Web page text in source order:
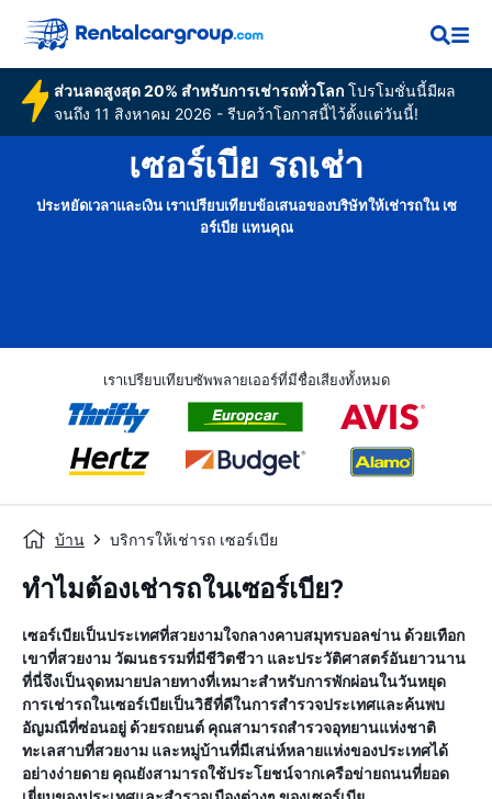
ส่วนลดสูงสุด 20% สำหรับการเช่ารถทั่วโลกโปรโมชั่นนี้มีผล
จนถึง 11 สิงหาคม 2026 - รีบคว้าโอกาสนี้ไว้ตั้งแต่วันนี้!
เซอร์เบีย รถเช่า
ประหยัดเวลาและเงิน เราเปรียบเทียบข้อเสนอของบริษัทให้เช่ารถใน เซ
อร์เบีย แทนคุณ
เราเปรียบเทียบซัพพลายเออร์ที่มีชื่อเสียงทั้งหมด
บ้าน บริการให้เช่ารถ เซอร์เบีย
ทำไมต้องเช่ารถในเซอร์เบีย?
เซอร์เบียเป็นประเทศที่สวยงามใจกลางคาบสมุทรบอลข่าน ด้วยเทือก
เขาที่สวยงาม วัฒนธรรมที่มีชีวิตชีวา และประวัติศาสตร์อันยาวนาน
ที่นี่จึงเป็นจุดหมายปลายทางที่เหมาะสำหรับการพักผ่อนในวันหยุด
การเช่ารถในเซอร์เบียเป็นวิธีที่ดีในการสำรวจประเทศและค้นพบ
อัญมณีที่ซ่อนอยู่ ด้วยรถยนต์ คุณสามารถสำรวจอุทยานแห่งชาติ
ทะเลสาบที่สวยงาม และหมู่บ้านที่มีเสน่ห์หลายแห่งของประเทศได้
อย่างง่ายดาย คุณยังสามารถใช้ประโยชน์จากเครือข่ายถนนที่ยอด